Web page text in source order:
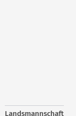
Landsmannschaft